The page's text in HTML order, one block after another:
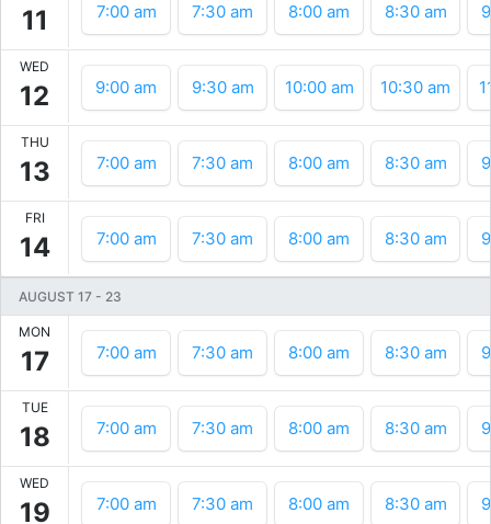
11 7:00 am 7:30 am 8:00 am 8:30 am
WED
12 9:00 am 9:30 am 10:00 am 10:30 am
THU
13 7:00 am 7:30 am 8:00 am 8:30 am
FRI
14 7:00 am 7:30 am 8:00 am 8:30 am
AUGUST 17 - 23
MON
17 7:00 am 7:30 am 8:00 am 8:30 am
TUE
18 7:00 am 7:30 am 8:00 am 8:30 am
WED
19 7:00 am 7:30 am 8:00 am 8:30 am